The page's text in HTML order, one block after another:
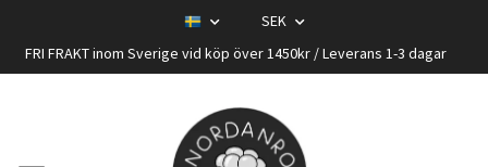
SEK
FRI FRAKT inom Sverige vid köp över 1450kr / Leverans 1-3 dagar